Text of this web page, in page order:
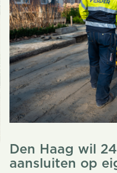
Den Haag wil
aansluiten op